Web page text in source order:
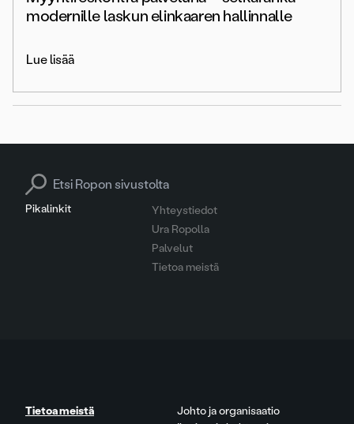
modernille laskun elinkaaren hallinnalle
Lue lisää
Pikalinkit
Yhteystiedot
Ura Ropolla
Palvelut
Tietoa meistä
Search for:
Tietoa meistä
Johto ja organisaatio